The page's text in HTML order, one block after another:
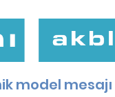
model mesajı